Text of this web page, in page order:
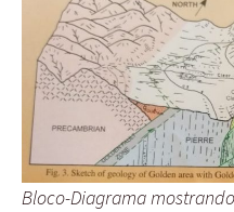
Bloco-Diagrama